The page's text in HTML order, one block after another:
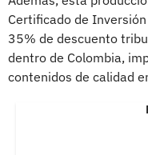
Certificado de
35% de descuento
dentro de Colombia,
contenidos de calidad